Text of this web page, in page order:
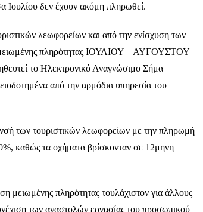
Ιουλίου δεν έχουν ακόμη πληρωθεί.
λεωφορείων και από την ενίσχυση των
πληρότητας ΙΟΥΛΙΟΥ – ΑΥΓΟΥΣΤΟΥ
το Ηλεκτρονικό Αναγνώσιμο Σήμα
από την αρμόδια υπηρεσία του
των τουριστικών λεωφορείων με την πληρωμή
καθώς τα οχήματα βρίσκονταν σε 12μηνη
μειωμένης πληρότητας τουλάχιστον για άλλους
των αναστολών εργασίας του προσωπικού